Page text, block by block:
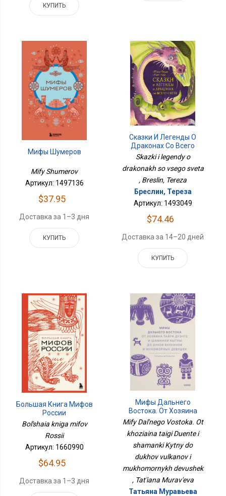
КУПИТЬ
Мифы Шумеров
Mify Shumerov
Артикул: 1497136
$37.95
Доставка за 1–3 дня
КУПИТЬ
Сказки И Легенды О
Драконах Со Всего
Света
Skazki i legendy o
drakonakh so vsego sveta
, Breslin, Tereza
Бреслин, Тереза
Артикул: 1493049
$74.46
Доставка за 14–20 дней
КУПИТЬ
Большая Книга Мифов
России
Bol'shaia kniga mifov
Rossii
Артикул: 1660990
$64.95
Доставка за 1–3 дня
Мифы Дальнего
Востока. От Хозяина
Тайги Дуэнте И
Шаманки Кытны До
Духов Вулканов И
Мухоморных Девушек
Mify Dal'nego Vostoka. Ot
khoziaina taigi Duente i
shamanki Kytny do
dukhov vulkanov i
mukhomornykh devushek
, Tat'iana Murav'eva
Татьяна Муравьева